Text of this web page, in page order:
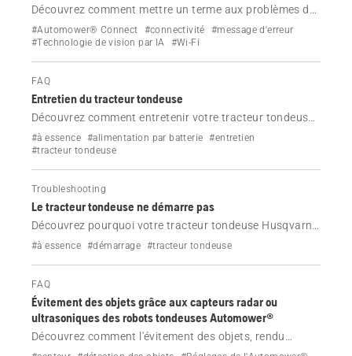
Découvrez comment mettre un terme aux problèmes de
connexion Wi-Fi sur votre robot tondeuse Automower®.
Suivez des étapes simples pour restaurer la connectivité
#Automower® Connect #connectivité
#message d'erreur
#Technologie de vision par IA
#Wi-Fi
FAQ
Entretien du tracteur tondeuse
Découvrez comment entretenir votre tracteur tondeuse
Husqvarna à essence ou à batterie.
#à essence #alimentation par batterie
#entretien
#tracteur tondeuse
Troubleshooting
Le tracteur tondeuse ne démarre pas
Découvrez pourquoi votre tracteur tondeuse Husqvarna
ne démarre pas et comment corriger le problème.
#à essence #démarrage #tracteur tondeuse
FAQ
Évitement des objets grâce aux capteurs radar ou
ultrasoniques des robots tondeuses Automower®
Découvrez comment l'évitement des objets, rendu
possible par les capteurs radar ou ultrasoniques, aide